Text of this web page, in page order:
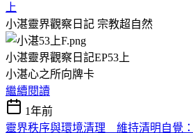
上
小湛靈界觀察日記 宗教超自然
小湛靈界觀察日記EP53上
小湛心之所向牌卡
繼續閱讀
1年前
靈界秩序與環境清理 維持清明自覺